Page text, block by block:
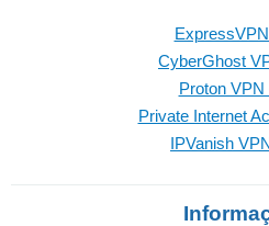
CyberGhost
Proton VPN
Private Internet
IPVanish